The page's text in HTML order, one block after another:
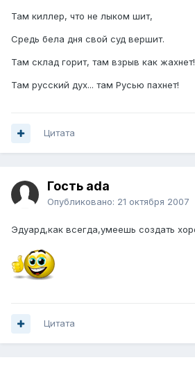
Там киллер, что не лыком шит,
Средь бела дня свой суд вершит.
Там склад горит, там взрыв как жахнет!
Там русский дух... там Русью пахнет!
Цитата
Гость ada
Опубликовано: 21 октября 2007
Эдуард,как всегда,умеешь создать
Цитата